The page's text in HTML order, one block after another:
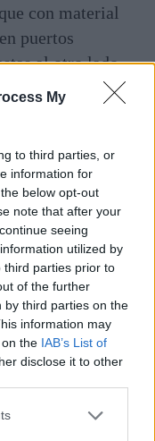
My
to third parties, or
information for
below opt-out
note that after your
seeing
utilized by
third parties prior to
of the further
by third parties on the
information may
the IAB’s List of
disclose it to other
con material
puertos
al otro lado
Med ha acogido
a
. La visita más
el barco
en el Tánger
y combustible
Entonces
las acusaciones
“participar en
relaciones